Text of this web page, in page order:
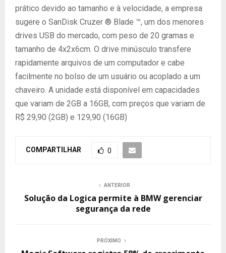
prático devido ao tamanho e à velocidade, a empresa
sugere o SanDisk Cruzer ® Blade ™, um dos menores
drives USB do mercado, com peso de 20 gramas e
tamanho de 4x2x6cm. O drive minúsculo transfere
rapidamente arquivos de um computador e cabe
facilmente no bolso de um usuário ou acoplado a um
chaveiro. A unidade está disponível em capacidades
que variam de 2GB a 16GB, com preços que variam de
R$ 29,90 (2GB) e 129,90 (16GB)
COMPARTILHAR 0
ANTERIOR
Solução da Logica permite à BMW gerenciar
segurança da rede
PRÓXIMO